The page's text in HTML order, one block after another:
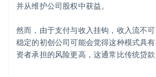
并从维护公司股权中获益。
然而，由于支付与收入挂钩，收入流不
稳定的初创公司可能会觉得这种模式具
资者承担的风险更高，这通常比传统贷款